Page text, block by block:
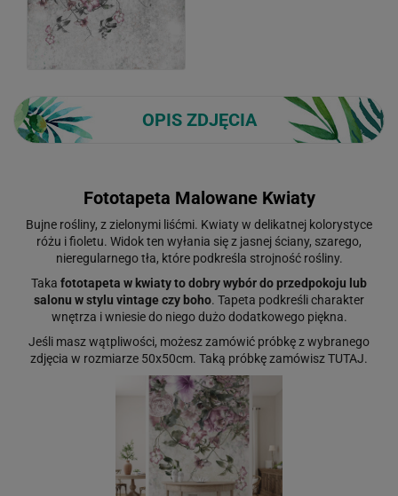
OPIS ZDJĘCIA
Fototapeta Malowane Kwiaty
Bujne rośliny, z zielonymi liśćmi. Kwiaty w delikatnej kolorystyce
różu i fioletu. Widok ten wyłania się z jasnej ściany, szarego,
nieregularnego tła, które podkreśla strojność rośliny.
Taka fototapeta w kwiaty to dobry wybór do przedpokoju lub
salonu w stylu vintage czy boho. Tapeta podkreśli charakter
wnętrza i wniesie do niego dużo dodatkowego piękna.
Jeśli masz wątpliwości, możesz zamówić próbkę z wybranego
zdjęcia w rozmiarze 50x50cm. Taką próbkę zamówiszTUTAJ.